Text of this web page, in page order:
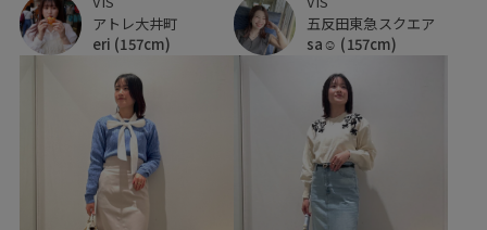
アトレ大井町
eri (157cm)
五反田東急スクエア
sa☺︎ (157cm)